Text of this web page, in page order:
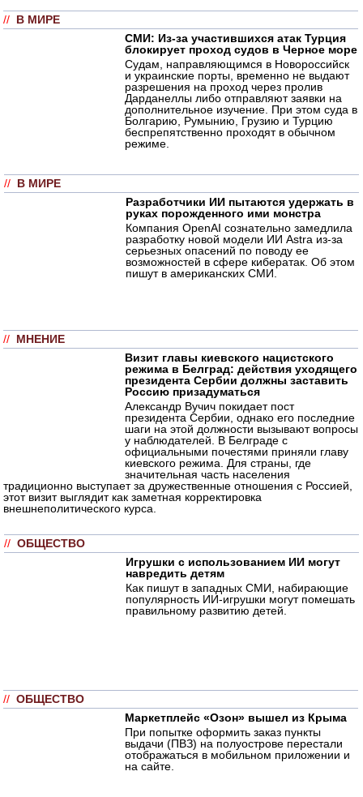
// В МИРЕ
СМИ: Из-за участившихся атак Турция
блокирует проход судов в Черное море
Судам, направляющимся в Новороссийск
и украинские порты, временно не выдают
разрешения на проход через пролив
Дарданеллы либо отправляют заявки на
дополнительное изучение. При этом суда в
Болгарию, Румынию, Грузию и Турцию
беспрепятственно проходят в обычном
режиме.
// В МИРЕ
Разработчики ИИ пытаются удержать в
руках порожденного ими монстра
Компания OpenAI сознательно замедлила
разработку новой модели ИИ Astra из-за
серьезных опасений по поводу ее
возможностей в сфере кибератак. Об этом
пишут в американских СМИ.
// МНЕНИЕ
Визит главы киевского нацистского
режима в Белград: действия уходящего
президента Сербии должны заставить
Россию призадуматься
Александр Вучич покидает пост
президента Сербии, однако его последние
шаги на этой должности вызывают вопросы
у наблюдателей. В Белграде с
официальными почестями приняли главу
киевского режима. Для страны, где
значительная часть населения
традиционно выступает за дружественные отношения с Россией,
этот визит выглядит как заметная корректировка
внешнеполитического курса.
// ОБЩЕСТВО
Игрушки с использованием ИИ могут
навредить детям
Как пишут в западных СМИ, набирающие
популярность ИИ-игрушки могут помешать
правильному развитию детей.
// ОБЩЕСТВО
Маркетплейс «Озон» вышел из Крыма
При попытке оформить заказ пункты
выдачи (ПВЗ) на полуострове перестали
отображаться в мобильном приложении и
на сайте.